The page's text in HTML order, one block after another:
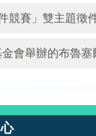
競賽」雙主題
會舉辦的布魯塞